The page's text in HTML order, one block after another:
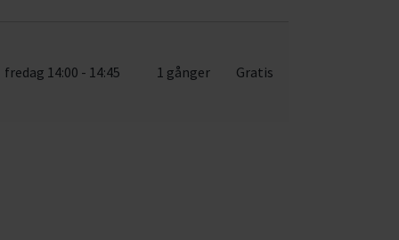
fredag 14:00 - 14:45 1 gånger Gratis